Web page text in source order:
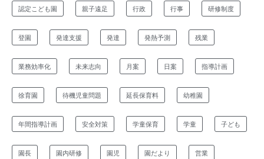
認定こども園 親子遠足 行政 行事 研修制度
登園 発達支援 発達 発熱予測 残業
業務効率化 未来志向 月案 日案 指導計画
徐育園 待機児童問題 延長保育料 幼稚園
年間指導計画 安全対策 学童保育 学童 子ども
園長 園内研修 園児 園だより 営業